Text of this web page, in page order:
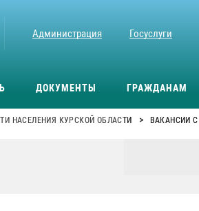
Администрация Госуслуги
ДОКУМЕНТЫ ГРАЖДАНАМ
НАСЕЛЕНИЯ КУРСКОЙ ОБЛАСТИ > ВАКАНСИИ